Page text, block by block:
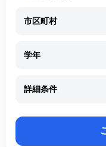
市区町村
学年
詳細条件